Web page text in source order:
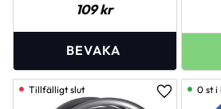
109kr
Lägg till i
0 st i